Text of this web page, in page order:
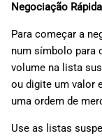
Negociação Rápida
Para começar a
num símbolo para
volume na lista
ou digite um valor
uma ordem de
Use as listas